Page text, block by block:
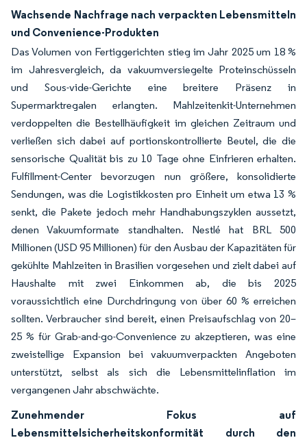
Wachsende Nachfrage nach verpackten Lebensmitteln
und Convenience-Produkten
Das Volumen von Fertiggerichten stieg im Jahr 2025 um 18 %
im Jahresvergleich, da vakuumversiegelte Proteinschüsseln
und Sous-vide-Gerichte eine breitere Präsenz in
Supermarktregalen erlangten. Mahlzeitenkit-Unternehmen
verdoppelten die Bestellhäufigkeit im gleichen Zeitraum und
verließen sich dabei auf portionskontrollierte Beutel, die die
sensorische Qualität bis zu 10 Tage ohne Einfrieren erhalten.
Fulfillment-Center bevorzugen nun größere, konsolidierte
Sendungen, was die Logistikkosten pro Einheit um etwa 13 %
senkt, die Pakete jedoch mehr Handhabungszyklen aussetzt,
denen Vakuumformate standhalten. Nestlé hat BRL 500
Millionen (USD 95 Millionen) für den Ausbau der Kapazitäten für
gekühlte Mahlzeiten in Brasilien vorgesehen und zielt dabei auf
Haushalte mit zwei Einkommen ab, die bis 2025
voraussichtlich eine Durchdringung von über 60 % erreichen
sollten. Verbraucher sind bereit, einen Preisaufschlag von 20–
25 % für Grab-and-go-Convenience zu akzeptieren, was eine
zweistellige Expansion bei vakuumverpackten Angeboten
unterstützt, selbst als sich die Lebensmittelinflation im
vergangenen Jahr abschwächte.
Zunehmender Fokus auf
Lebensmittelsicherheitskonformität durch den